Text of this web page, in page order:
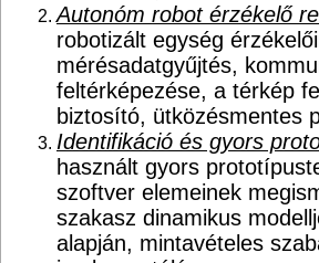
Autonóm robot érzékelő
robotizált egység
mérésadatgyűjtés,
feltérképezése, a térkép
biztosító, ütközésmentes
Identifikáció és gyors
használt gyors
szoftver elemeinek
szakasz dinamikus
alapján, mintavételes